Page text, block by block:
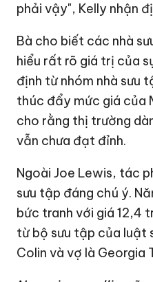
phải vậy", Kelly nhận
Bà cho biết các nhà
hiểu rất rõ giá trị của
định từ nhóm nhà sưu
thúc đẩy mức giá của
cho rằng thị trường
vẫn chưa đạt đỉnh.
Ngoài Joe Lewis, tác
sưu tập đáng chú ý.
bức tranh với giá12,4
từ bộ sưu tập của luật
Colin và vợ là Georgia